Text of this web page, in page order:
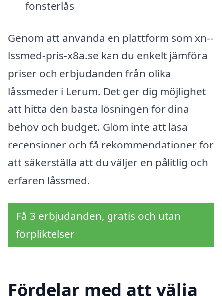
fönsterlås
Genom att använda en plattform som xn--
lssmed-pris-x8a.se kan du enkelt jämföra
priser och erbjudanden från olika
låssmeder i Lerum. Det ger dig möjlighet
att hitta den bästa lösningen för dina
behov och budget. Glöm inte att läsa
recensioner och få rekommendationer för
att säkerställa att du väljer en pålitlig och
erfaren låssmed.
Få 3 erbjudanden, gratis och utan
förpliktelser
Fördelar med att välja